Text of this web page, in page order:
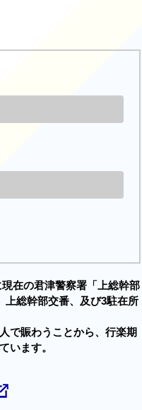
在の君津警察署「上総幹部
上総幹部交番、及び3駐在所
で賑わうことから、行楽期
います。